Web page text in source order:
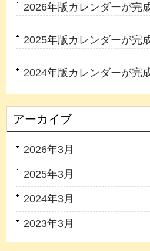
2026年版カレンダーが完
2025年版カレンダーが完
2024年版カレンダーが完
アーカイブ
2026年3月
2025年3月
2024年3月
2023年3月